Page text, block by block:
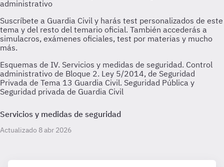
Esquemas de IV. Servicios y medidas de seguridad. Control
administrativo de Bloque 2. Ley 5/2014, de Seguridad
Privada de Tema 13 Guardia Civil. Seguridad Pública y
Seguridad privada de Guardia Civil
Servicios y medidas de seguridad
Actualizado 8 abr 2026